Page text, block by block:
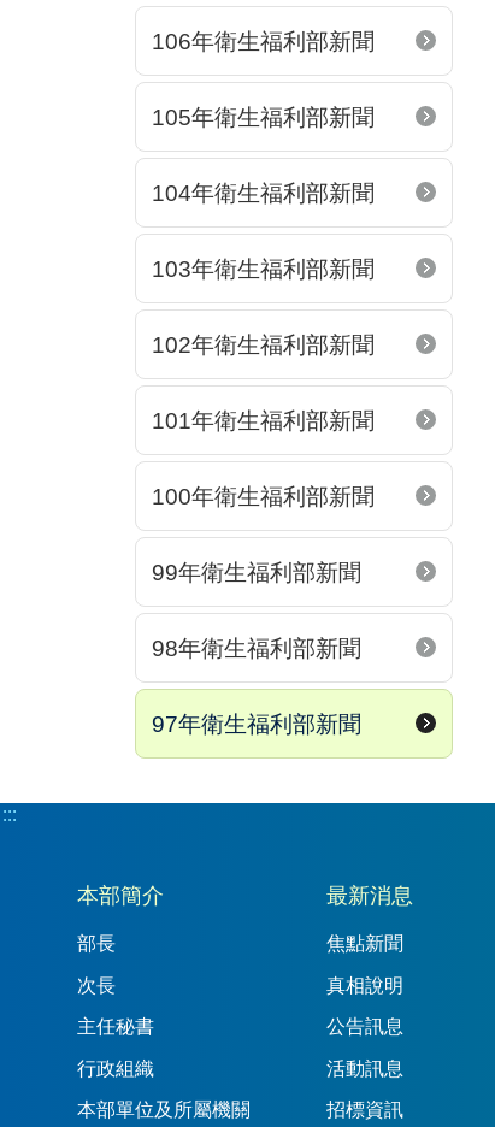
106年衛生福利部新聞
105年衛生福利部新聞
104年衛生福利部新聞
103年衛生福利部新聞
102年衛生福利部新聞
101年衛生福利部新聞
100年衛生福利部新聞
99年衛生福利部新聞
98年衛生福利部新聞
97年衛生福利部新聞
:::
:::
本部簡介
部長
次長
主任秘書
行政組織
本部單位及所屬機關
最新消息
焦點新聞
真相說明
公告訊息
活動訊息
招標資訊